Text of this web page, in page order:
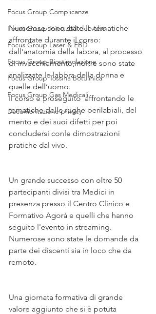
Focus Group Complicanze
Focus Group Iniettabili del volto
Focus Group Laser & EBD
Focus Group Biostimolazione
Focus Group Tossina Botulinica
Focus Group Gas Medicali
Documentazione privacy
Numerose sono state le tematiche
affrontate durante il corso:
dall'anatomia della labbra, al processo
di invecchiamento,inoltre sono state
analizzate le labbra della donna e
quelle dell’uomo.
Il corso è proseguito  affrontando le
tematiche delle rughe perilabiali, del
mento e dei suoi difetti per poi
concludersi conle dimostrazioni
pratiche dal vivo.
Un grande successo con oltre 50
partecipanti divisi tra Medici in
presenza presso il Centro Clinico e
Formativo Agorà e quelli che hanno
seguito l'evento in streaming.
Numerose sono state le domande da
parte dei discenti sia in loco che da
remoto.
Una giornata formativa di grande
valore aggiunto che si è potuta